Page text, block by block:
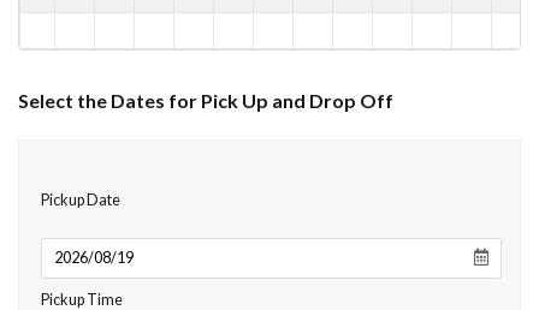
Select the Dates for Pick Up and Drop Off
Pickup Date
Pickup Time